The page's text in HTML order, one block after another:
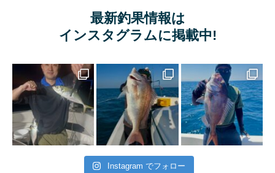
最新釣果情報は
インスタグラムに掲載中!
Instagram でフォロー